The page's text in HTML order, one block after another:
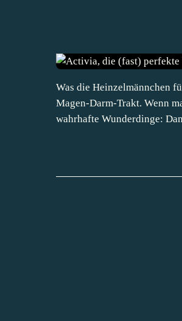
Was die Heinzelmännchen
Magen-Darm-Trakt. Wenn
wahrhafte Wunderdinge: